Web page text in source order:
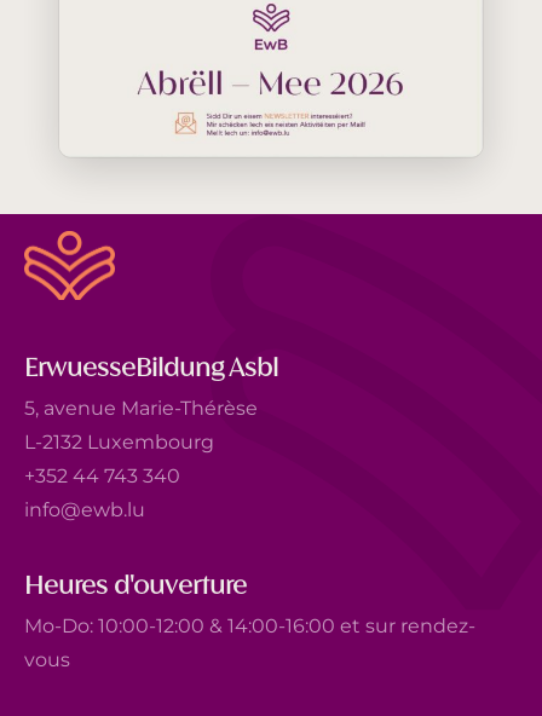
ErwuesseBildung Asbl
5, avenue Marie-Thérèse
L-2132 Luxembourg
+352 44 743 340
info@ewb.lu
Heures d'ouverture
Mo-Do: 10:00-12:00 & 14:00-16:00 et sur rendez-
vous